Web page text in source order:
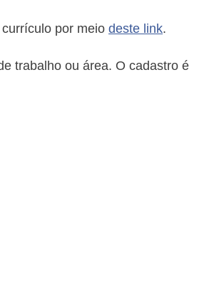
por meio deste link.
trabalho ou área. O cadastro é